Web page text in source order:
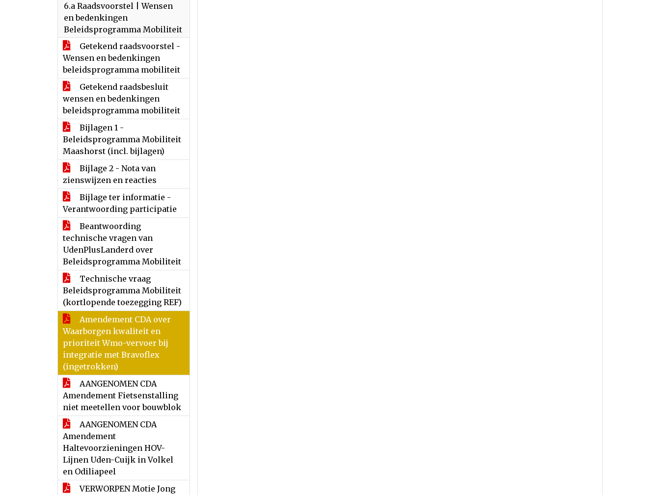
6.a Raadsvoorstel | Wensen
en bedenkingen
Beleidsprogramma Mobiliteit
Getekend raadsvoorstel -
Wensen en bedenkingen
beleidsprogramma mobiliteit
Getekend raadsbesluit
wensen en bedenkingen
beleidsprogramma mobiliteit
Bijlagen 1 -
Beleidsprogramma Mobiliteit
Maashorst (incl. bijlagen)
Bijlage 2 - Nota van
zienswijzen en reacties
Bijlage ter informatie -
Verantwoording participatie
Beantwoording
technische vragen van
UdenPlusLanderd over
Beleidsprogramma Mobiliteit
Technische vraag
Beleidsprogramma Mobiliteit
(kortlopende toezegging REF)
Amendement CDA over
Waarborgen kwaliteit en
prioriteit Wmo-vervoer bij
integratie met Bravoflex
(ingetrokken)
AANGENOMEN CDA
Amendement Fietsenstalling
niet meetellen voor bouwblok
AANGENOMEN CDA
Amendement
Haltevoorzieningen HOV-
Lijnen Uden-Cuijk in Volkel
en Odiliapeel
VERWORPEN Motie Jong